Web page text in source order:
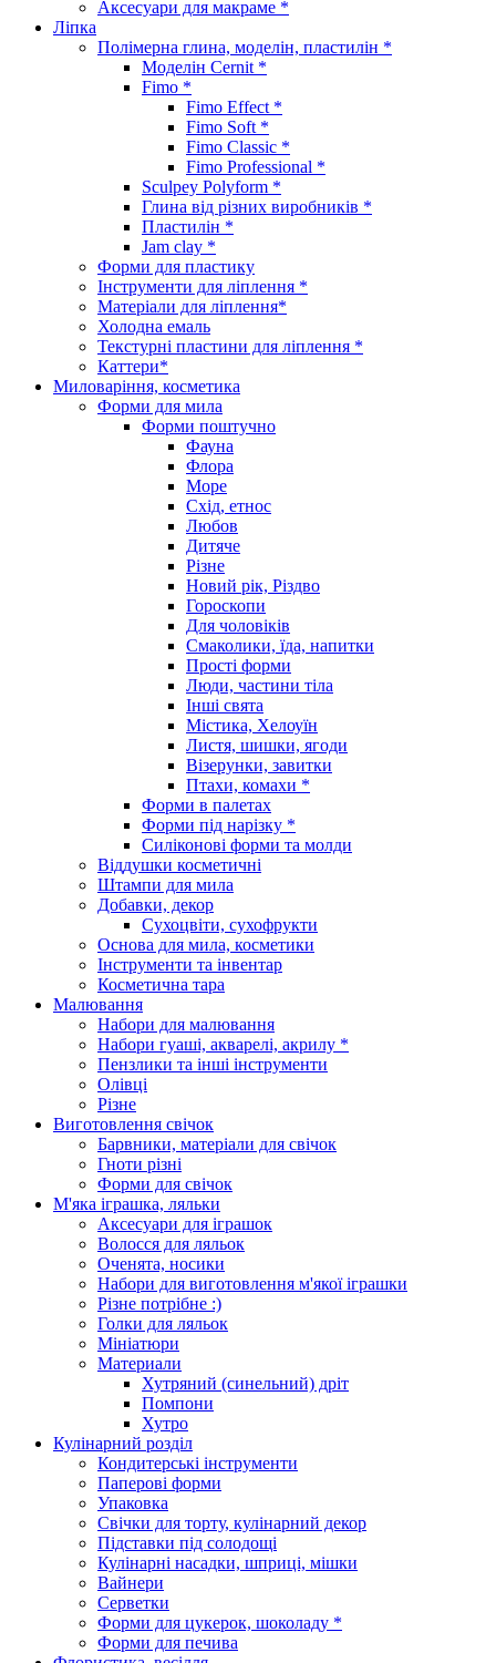
Аксесуари для макраме *
Ліпка
Полімерна глина, моделін, пластилін *
Моделін Cernit *
Fimo *
Fimo Effect *
Fimo Soft *
Fimo Classic *
Fimo Professional *
Sculpey Polyform *
Глина від різних виробників *
Пластилін *
Jam clay *
Форми для пластику
Інструменти для ліплення *
Матеріали для ліплення*
Холодна емаль
Текстурні пластини для ліплення *
Каттери*
Миловаріння, косметика
Форми для мила
Форми поштучно
Фауна
Флора
Море
Схід, етнос
Любов
Дитяче
Різне
Новий рік, Різдво
Гороскопи
Для чоловіків
Смаколики, їда, напитки
Прості форми
Люди, частини тіла
Інші свята
Містика, Хелоуїн
Листя, шишки, ягоди
Візерунки, завитки
Птахи, комахи *
Форми в палетах
Форми під нарізку *
Силіконові форми та молди
Віддушки косметичні
Штампи для мила
Добавки, декор
Сухоцвіти, сухофрукти
Основа для мила, косметики
Інструменти та інвентар
Косметична тара
Малювання
Набори для малювання
Набори гуаші, акварелі, акрилу *
Пензлики та інші інструменти
Олівці
Різне
Виготовлення свічок
Барвники, матеріали для свічок
Гноти різні
Форми для свічок
М'яка іграшка, ляльки
Аксесуари для іграшок
Волосся для ляльок
Оченята, носики
Набори для виготовлення м'якої іграшки
Різне потрібне :)
Голки для ляльок
Мініатюри
Материали
Хутряний (синельний) дріт
Помпони
Хутро
Кулінарний розділ
Кондитерські інструменти
Паперові форми
Упаковка
Свічки для торту, кулінарний декор
Підставки під солодощі
Кулінарні насадки, шприці, мішки
Вайнери
Серветки
Форми для цукерок, шоколаду *
Форми для печива